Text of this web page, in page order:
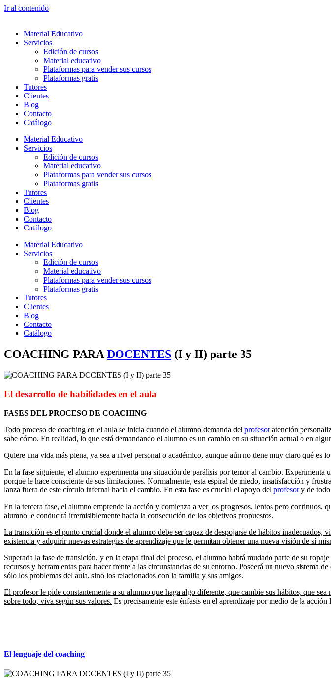
Ir al contenido
Material Educativo
Servicios
Edición de cursos
Material educativo
Plataformas para vender sus cursos
Plataformas gratis
Tutores
Clientes
Blog
Contacto
Catálogo
Material Educativo
Servicios
Edición de cursos
Material educativo
Plataformas para vender sus cursos
Plataformas gratis
Tutores
Clientes
Blog
Contacto
Catálogo
Material Educativo
Servicios
Edición de cursos
Material educativo
Plataformas para vender sus cursos
Plataformas gratis
Tutores
Clientes
Blog
Contacto
Catálogo
COACHING PARA DOCENTES (I y II) parte 35
El desarrollo de habilidades en el aula
FASES DEL PROCESO DE COACHING
Todo proceso de coaching en el aula se inicia cuando el alumno demanda del profesoratención
sabe cómo. En realidad, lo que está demandando el alumno es un cambio en su situación actual o en
Quiere una vida más plena, ya sea a nivel personal o académico, aunque aún no tiene muy claro qué es
En la fase siguiente, el alumno experimenta una situación de parálisis por temor al cambio.
porque le hace consciente de sus limitaciones. Normalmente, esta espiral de miedo, insatisfacción y
lanza fuera de este círculo infernal hacia el cambio. En esta fase es crucial el apoyo del profesory de todo
En la tercera fase, el alumno emprende la acción y comienza a ver los progresos, lentos pero continuos,
alumno le conducirá irremisiblemente hacia la consecución de los objetivos propuestos.
La transición es el punto crucial donde el alumno debe ser capaz de despojarse de hábitos
existencia y adquirir nuevas estrategias de aprendizaje que le permitan obtener una nueva visión de sí
Superada la fase de transición, y en la etapa final del proceso, el alumno habrá mudado parte de su
recursos y herramientas para hacer frente a las circunstancias de su entorno. Poseerá un nuevo sistema
sólo los problemas del aula, sino los relacionados con la familia y sus amigos.
El profesor le pide constantemente a su alumno que haga algo diferente, que cambie sus hábitos, que
sobre todo, viva según sus valores. Es precisamente este énfasis en el aprendizaje por medio de la
El lenguaje del coaching